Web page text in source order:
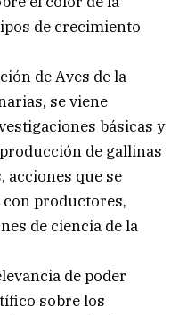
de crecimiento
de Aves de la
se viene
básicas y
de gallinas
acciones que se
productores,
de ciencia de la
de poder
sobre los